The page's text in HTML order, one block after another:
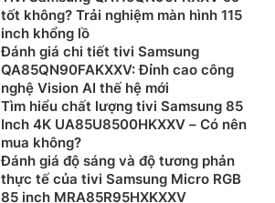
tốt không? Trải nghiệm màn hình 115
inch khổng lồ
Đánh giá chi tiết tivi Samsung
QA85QN90FAKXXV: Đỉnh cao công
nghệ Vision AI thế hệ mới
Tìm hiểu chất lượng tivi Samsung 85
Inch 4K UA85U8500HKXXV – Có nên
mua không?
Đánh giá độ sáng và độ tương phản
thực tế của tivi Samsung Micro RGB
85 inch MRA85R95HXKXXV